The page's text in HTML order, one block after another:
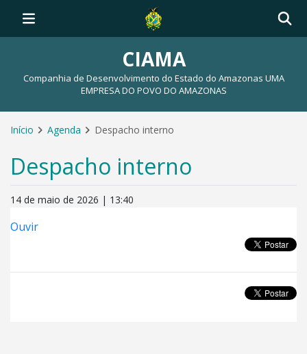
CIAMA
Companhia de Desenvolvimento do Estado do Amazonas UMA
EMPRESA DO POVO DO AMAZONAS
Início Agenda Despacho interno
Despacho interno
14 de maio de 2026 | 13:40
Ouvir